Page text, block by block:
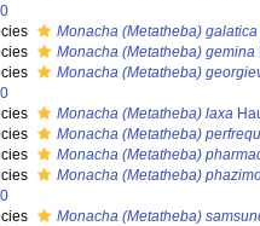
Monacha (Metatheba) galatica
Monacha (Metatheba) gemina
Monacha (Metatheba)
Monacha (Metatheba) laxa
Monacha (Metatheba)
Monacha (Metatheba)
Monacha (Metatheba)
Monacha (Metatheba)